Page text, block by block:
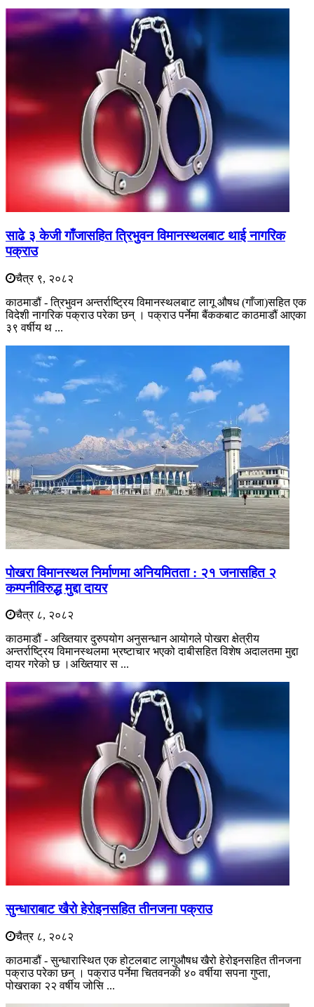
साढे ३ केजी गाँजासहित त्रिभुवन विमानस्थलबाट थाई नागरिक
पक्राउ
चैत्र ९, २०८२
काठमाडौं - त्रिभुवन अन्तर्राष्ट्रिय विमानस्थलबाट लागू औषध (गाँजा)सहित एक
विदेशी नागरिक पक्राउ परेका छन् । पक्राउ पर्नेमा बैंककबाट काठमाडौं आएका
३९ वर्षीय थ ...
पोखरा विमानस्थल निर्माणमा अनियमितता : २१ जनासहित २
कम्पनीविरुद्ध मुद्दा दायर
चैत्र ८, २०८२
काठमाडौं - अख्तियार दुरुपयोग अनुसन्धान आयोगले पोखरा क्षेत्रीय
अन्तर्राष्ट्रिय विमानस्थलमा भ्रष्टाचार भएको दाबीसहित विशेष अदालतमा मुद्दा
दायर गरेको छ ।अख्तियार स ...
सुन्धाराबाट खैरो हेरोइनसहित तीनजना पक्राउ
चैत्र ८, २०८२
काठमाडौं - सुन्धारास्थित एक होटलबाट लागुऔषध खैरो हेरोइनसहित तीनजना
पक्राउ परेका छन् । पक्राउ पर्नेमा चितवनकी ४० वर्षीया सपना गुप्ता,
पोखराका २२ वर्षीय जोसि ...